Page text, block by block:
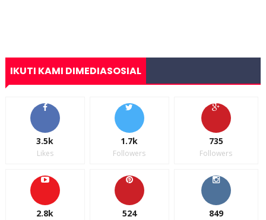
IKUTI KAMI DIMEDIASOSIAL
3.5k
Likes
1.7k
Followers
735
Followers
2.8k 524 849